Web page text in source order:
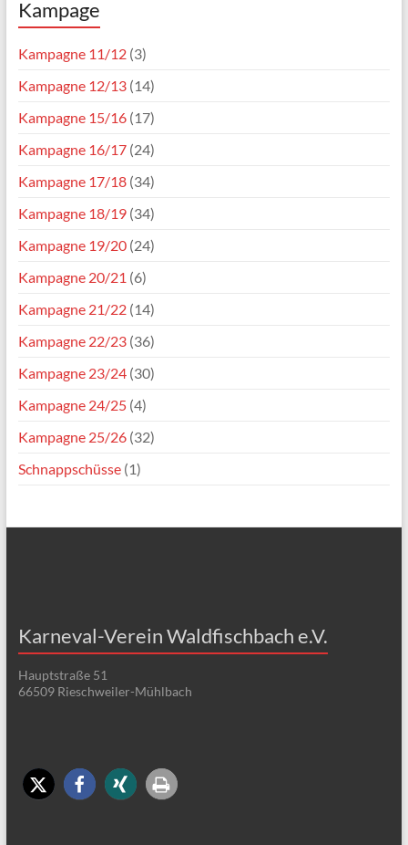
e.V.
Kampage
Kampagne 11/12(3)
Kampagne 12/13(14)
Kampagne 15/16(17)
Kampagne 16/17(24)
Kampagne 17/18(34)
Kampagne 18/19(34)
Kampagne 19/20(24)
Kampagne 20/21 (6)
Kampagne 21/22(14)
Kampagne 22/23(36)
Kampagne 23/24(30)
Kampagne 24/25(4)
Kampagne 25/26(32)
Schnappschüsse(1)
Karneval-Verein Waldfischbach e.V.
Hauptstraße 51
66509 Rieschweiler-Mühlbach